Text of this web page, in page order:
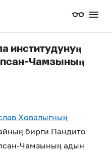
институдунуң
Чамзының
Ховалыгның
бирги Пандито
Чамзының адын